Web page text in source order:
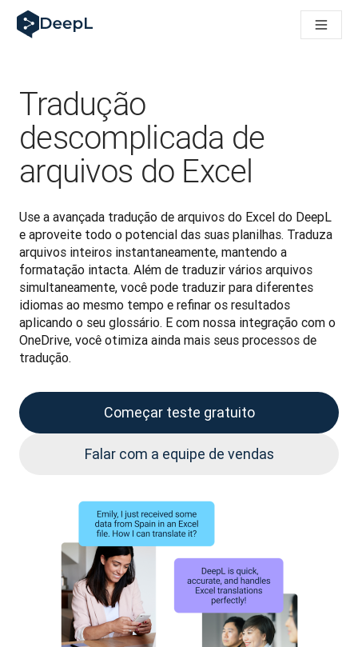
DeepL para agentes de IA
Translation Flow do DeepL: Novos fluxos de trabalho com
Entendendo a confiança na IA linguística empresarial. Em
Desenvolvendo a Avaliação de Qualidade de Tradução do
De tradução de qualidade a plataforma de voz em tempo real
Building an instantly accessible voice demo with DeepL
Tradução
descomplicada de
arquivos do Excel
Use a avançada tradução de arquivos do Excel do DeepL
e aproveite todo o potencial das suas planilhas. Traduza
arquivos inteiros instantaneamente, mantendo a
formatação intacta. Além de traduzir vários arquivos
simultaneamente, você pode traduzir para diferentes
idiomas ao mesmo tempo e refinar os resultados
aplicando o seu glossário. E com nossa integração com o
OneDrive, você otimiza ainda mais seus processos de
tradução.
Começar teste gratuito
Falar com a equipe de vendas